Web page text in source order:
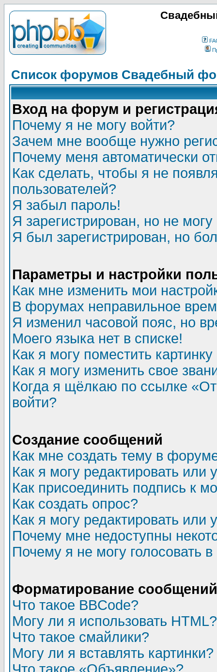
Список форумов Свадебный
Вход на форум и
Почему я не могу войти?
Зачем мне вообще нужно
Почему меня автоматически
Как сделать, чтобы я не
пользователей?
Я забыл пароль!
Я зарегистрирован, но не могу
Я был зарегистрирован, но
Параметры и настройки
Как мне изменить мои
В форумах неправильное
Я изменил часовой пояс, но
Моего языка нет в списке!
Как я могу поместить
Как я могу изменить свое
Когда я щёлкаю по ссылке
войти?
Создание сообщений
Как мне создать тему в
Как я могу редактировать или
Как присоединить подпись к
Как создать опрос?
Как я могу редактировать или
Почему мне недоступны
Почему я не могу голосовать
Форматирование
Что такое BBCode?
Могу ли я использовать HTML?
Что такое смайлики?
Могу ли я вставлять картинки?